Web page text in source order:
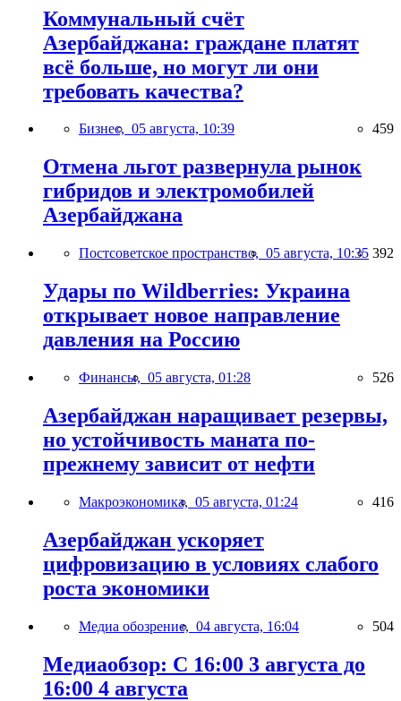
Коммунальный счёт
Азербайджана: граждане платят
всё больше, но могут ли они
требовать качества?
Бизнес, 05 августа, 10:39 459
Отмена льгот развернула рынок
гибридов и электромобилей
Азербайджана
Постсоветское пространство, 05 августа, 10:35 392
Удары по Wildberries: Украина
открывает новое направление
давления на Россию
Финансы, 05 августа, 01:28 526
Азербайджан наращивает резервы,
но устойчивость маната по-
прежнему зависит от нефти
Макроэкономика, 05 августа, 01:24 416
Азербайджан ускоряет
цифровизацию в условиях слабого
роста экономики
Медиа обозрение, 04 августа, 16:04 504
Медиаобзор: С 16:00 3 августа до
16:00 4 августа